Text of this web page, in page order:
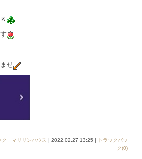
せ
ク マリリンハウス | 2022.02.27 13:25 |
トラックバッ
ク(0)